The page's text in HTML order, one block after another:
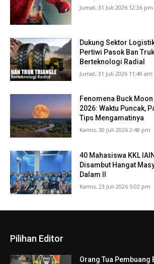
Jumat, 31 Juli 2026 12:36 pm
Dukung Sektor
Pertiwi Pasok Ban
Berteknologi Radial
Jumat, 31 Juli 2026 11:49 am
Fenomena Buck
2026: Waktu Puncak,
Tips Mengamatinya
Kamis, 30 Juli 2026 2:48 pm
40 Mahasiswa KKL
Disambut Hangat
Dalam II
Kamis, 23 Juli 2026 5:02 pm
Pilihan Editor
Orang Tua Pembuang